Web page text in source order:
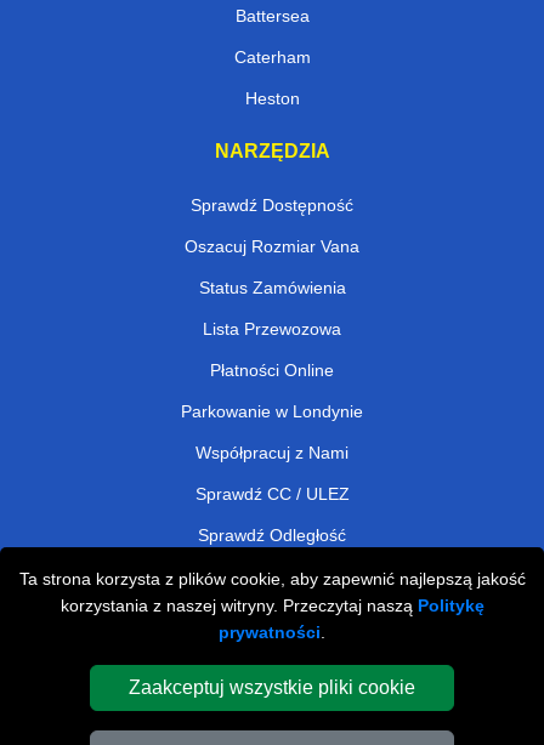
Ta strona korzysta z plików cookie, aby zapewnić najlepszą jakość
korzystania z naszej witryny. Przeczytaj naszą Politykę
prywatności
Zaakceptuj wszystkie pliki cookie
Battersea
Caterham
Heston
NARZĘDZIA
Sprawdź Dostępność
Oszacuj Rozmiar Vana
Status Zamówienia
Lista Przewozowa
Płatności Online
Parkowanie w Londynie
Współpracuj z Nami
Sprawdź CC / ULEZ
Sprawdź Odległość
Man and Van Removals